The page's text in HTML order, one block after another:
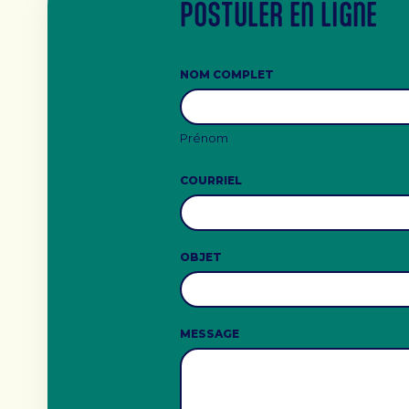
POSTULER EN LIGNE
NOM COMPLET
Prénom
COURRIEL
OBJET
MESSAGE